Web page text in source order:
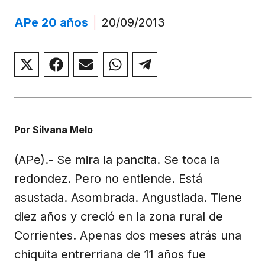
APe 20 años 20/09/2013
Compartir
en
(Twitter)
Compartir
en
Compartir
en
Compartir
en
Compartir
en
Por Silvana Melo
(APe).- Se mira la pancita. Se toca la
redondez. Pero no entiende. Está
asustada. Asombrada. Angustiada. Tiene
diez años y creció en la zona rural de
Corrientes. Apenas dos meses atrás una
chiquita entrerriana de 11 años fue